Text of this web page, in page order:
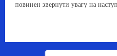
повинен звернути увагу на